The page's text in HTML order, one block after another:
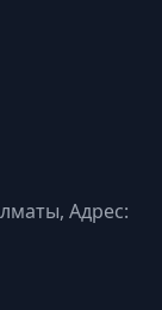
Адрес: